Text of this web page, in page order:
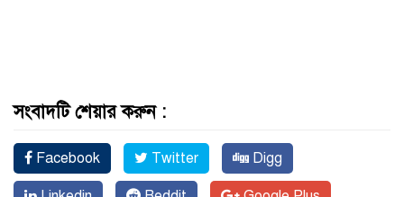
সংবাদটি শেয়ার করুন :
Facebook Twitter Digg